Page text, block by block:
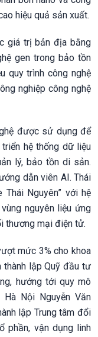
hiệu quả sản xuất.
giá trị bản địa bằng
gen trong bảo tồn
quy trình công nghệ
nghiệp công nghệ
được sử dụng để
hệ thống dữ liệu
lý, bảo tồn di sản.
dẫn viên AI. Thái
Thái Nguyên” với hệ
nguyên liệu ứng
thương mại điện tử.
mức 3% cho khoa
thành lập Quỹ đầu tư
hướng tới quy mô
Nội Nguyễn Văn
lập Trung tâm đổi
phần, vận dụng linh